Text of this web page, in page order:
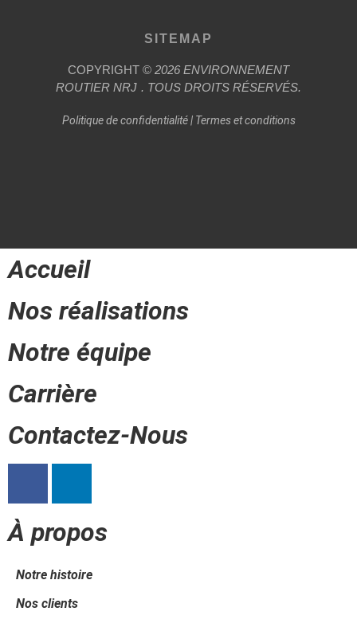
SITEMAP
COPYRIGHT © 2026 ENVIRONNEMENT
ROUTIER NRJ . TOUS DROITS RÉSERVÉS.
Politique de confidentialité| Termes et conditions
Accueil
Nos réalisations
Notre équipe
Carrière
Contactez-Nous
À propos
Notre histoire
Nos clients